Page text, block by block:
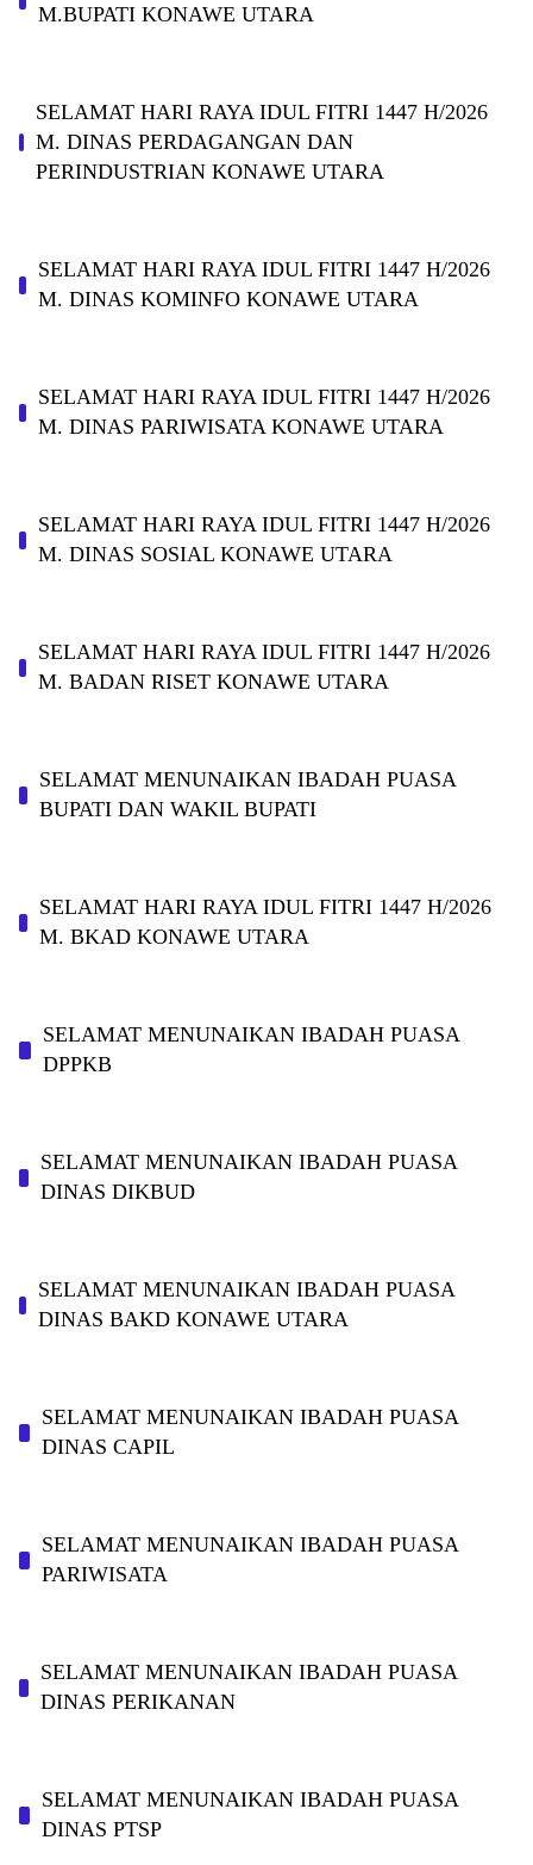
M.BUPATI KONAWE UTARA
SELAMAT HARI RAYA IDUL FITRI 1447 H/2026
M. DINAS PERDAGANGAN DAN
PERINDUSTRIAN KONAWE UTARA
SELAMAT HARI RAYA IDUL FITRI 1447 H/2026
M. DINAS KOMINFO KONAWE UTARA
SELAMAT HARI RAYA IDUL FITRI 1447 H/2026
M. DINAS PARIWISATA KONAWE UTARA
SELAMAT HARI RAYA IDUL FITRI 1447 H/2026
M. DINAS SOSIAL KONAWE UTARA
SELAMAT HARI RAYA IDUL FITRI 1447 H/2026
M. BADAN RISET KONAWE UTARA
SELAMAT MENUNAIKAN IBADAH PUASA
BUPATI DAN WAKIL BUPATI
SELAMAT HARI RAYA IDUL FITRI 1447 H/2026
M. BKAD KONAWE UTARA
SELAMAT MENUNAIKAN IBADAH PUASA
DPPKB
SELAMAT MENUNAIKAN IBADAH PUASA
DINAS DIKBUD
SELAMAT MENUNAIKAN IBADAH PUASA
DINAS BAKD KONAWE UTARA
SELAMAT MENUNAIKAN IBADAH PUASA
DINAS CAPIL
SELAMAT MENUNAIKAN IBADAH PUASA
PARIWISATA
SELAMAT MENUNAIKAN IBADAH PUASA
DINAS PERIKANAN
SELAMAT MENUNAIKAN IBADAH PUASA
DINAS PTSP